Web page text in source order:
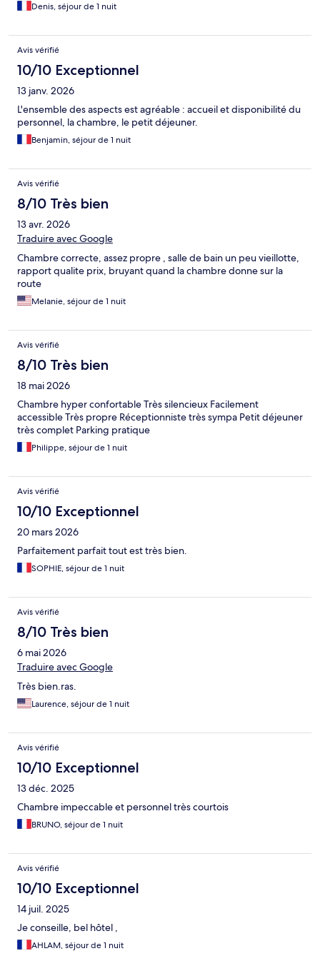
Denis, séjour de 1 nuit
Avis vérifié
10/10 Exceptionnel
13 janv. 2026
L'ensemble des aspects est agréable : accueil et disponibilité du
personnel, la chambre, le petit déjeuner.
Benjamin, séjour de 1 nuit
Avis vérifié
8/10 Très bien
13 avr. 2026
Traduire avec Google
Chambre correcte, assez propre , salle de bain un peu vieillotte,
rapport qualite prix, bruyant quand la chambre donne sur la
route
Melanie, séjour de 1 nuit
Avis vérifié
8/10 Très bien
18 mai 2026
Chambre hyper confortable Très silencieux Facilement
accessible Très propre Réceptionniste très sympa Petit déjeuner
très complet Parking pratique
Philippe, séjour de 1 nuit
Avis vérifié
10/10 Exceptionnel
20 mars 2026
Parfaitement parfait tout est très bien.
SOPHIE, séjour de 1 nuit
Avis vérifié
8/10 Très bien
6 mai 2026
Traduire avec Google
Très bien.ras.
Laurence, séjour de 1 nuit
Avis vérifié
10/10 Exceptionnel
13 déc. 2025
Chambre impeccable et personnel très courtois
BRUNO, séjour de 1 nuit
Avis vérifié
10/10 Exceptionnel
14 juil. 2025
Je conseille, bel hôtel ,
AHLAM, séjour de 1 nuit